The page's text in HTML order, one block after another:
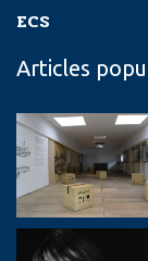
ECS
Articles